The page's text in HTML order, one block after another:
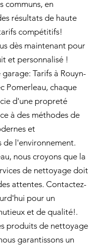
communs, en
résultats de haute
compétitifs!
dès maintenant pour
et personnalisé !
Tarifs à Rouyn-
Pomerleau, chaque
d'une propreté
à des méthodes de
et
de l'environnement.
nous croyons que la
de nettoyage doit
attentes. Contactez-
pour un
et de qualité!.
produits de nettoyage
garantissons un